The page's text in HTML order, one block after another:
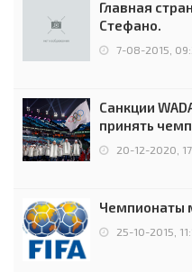
Главная
Стефано.
7-08-2015,
Санкции
принять
чемпионов.
20-12-2020,
Чемпионаты
25-10-2015,